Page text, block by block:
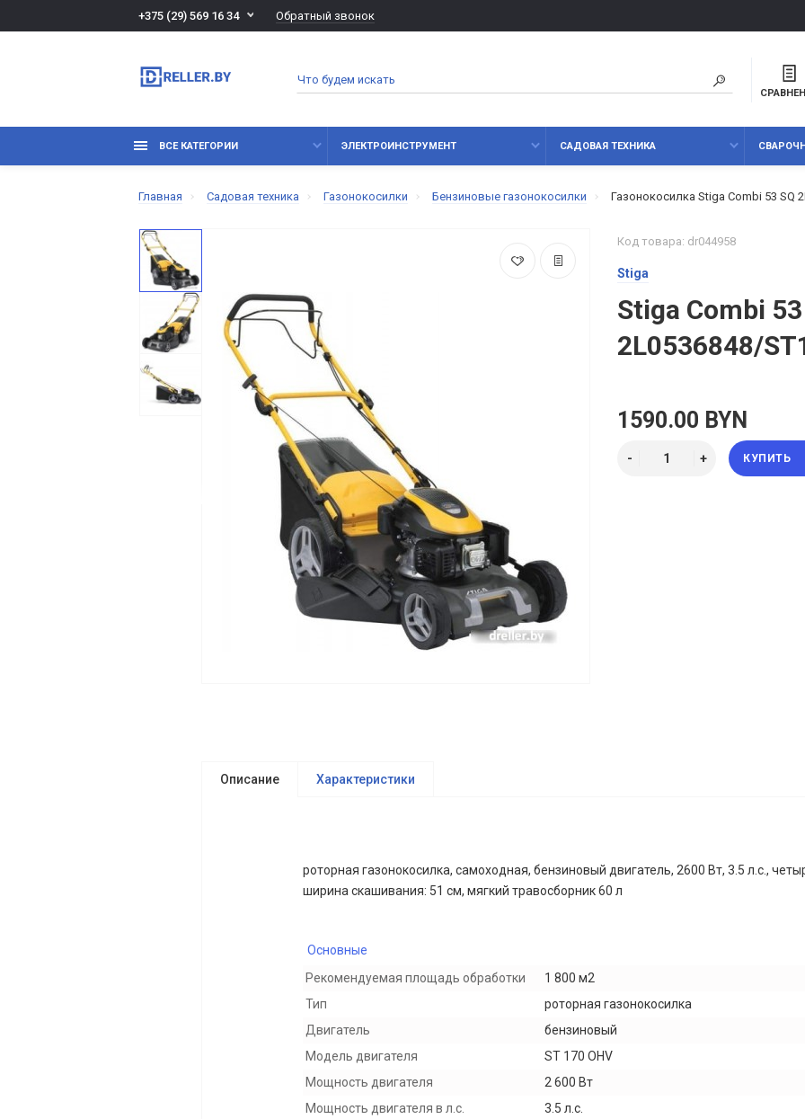
+375 (29) 569 16 34 Обратный звонок
ВСЕ КАТЕГОРИИ ЭЛЕКТРОИНСТРУМЕНТ САДОВАЯ ТЕХНИКА
Главная Садовая техника Газонокосилки Бензиновые газонокосилки Газонокосилка Stiga Combi 53 SQ
Код товара: dr044958
Stiga
Stiga Combi 53
2L0536848/
1590.00 BYN
КУПИТЬ
Описание Характеристики
роторная газонокосилка, самоходная, бензиновый двигатель, 2600 Вт, 3.5 л.с.,
ширина скашивания: 51 см, мягкий травосборник 60 л
Основные
Рекомендуемая площадь обработки
1 800 м2
Тип
роторная газонокосилка
Двигатель
бензиновый
Модель двигателя
ST 170 OHV
Мощность двигателя
2 600 Вт
Мощность двигателя в л.с.
3.5 л.с.